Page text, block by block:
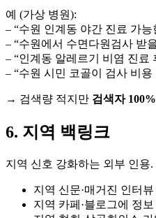
예 (가상 병원):
– “수원 인계동 야간 진료 가능
– “수원에서 수면다원검사 받
– “인계동 알레르기 비염 진료
– “수원 시민 코골이 검사 비용
→ 검색량 적지만 검색자
6. 지역 백링크
지역 신호 강화하는 외부 인용.
지역 신문·매거진 인터뷰
지역 카페·블로그에 정